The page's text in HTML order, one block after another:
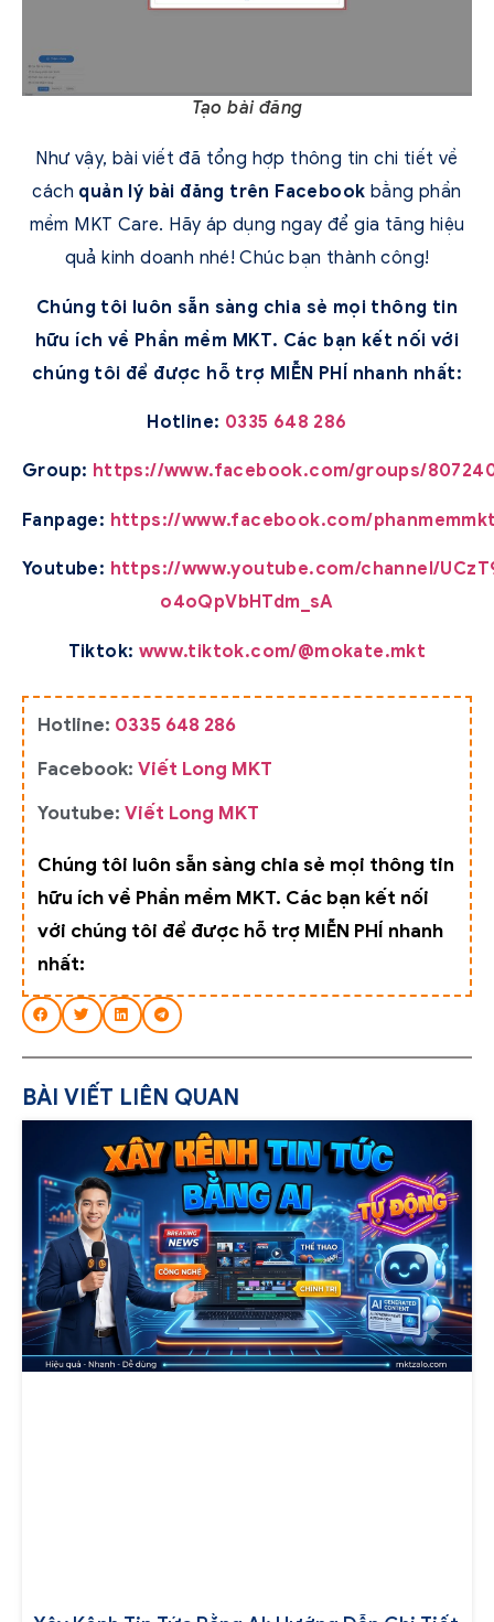
Tạo bài đăng
Như vậy, bài viết đã tổng hợp thông tin chi tiết về
cách quản lý bài đăng trên Facebook bằng phần
mềm MKT Care. Hãy áp dụng ngay để gia tăng hiệu
quả kinh doanh nhé! Chúc bạn thành công!
Chúng tôi luôn sẵn sàng chia sẻ mọi thông tin
hữu ích về Phần mềm MKT. Các bạn kết nối với
chúng tôi để được hỗ trợ MIỄN PHÍ nhanh nhất:
Hotline: 0335 648 286
Group: https://www.facebook.com/groups/
Fanpage: https://www.facebook.com/
Youtube: https://www.youtube.com/channel/
o4oQpVbHTdm_sA
Tiktok: www.tiktok.com/@mokate.mkt
Hotline: 0335 648 286
Facebook: Viết Long MKT
Youtube: Viết Long MKT
Chúng tôi luôn sẵn sàng chia sẻ mọi thông tin
hữu ích về Phần mềm MKT. Các bạn kết nối
với chúng tôi để được hỗ trợ MIỄN PHÍ nhanh
nhất:
BÀI VIẾT LIÊN QUAN